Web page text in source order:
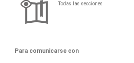
Todas las secciones
Para comunicarse con